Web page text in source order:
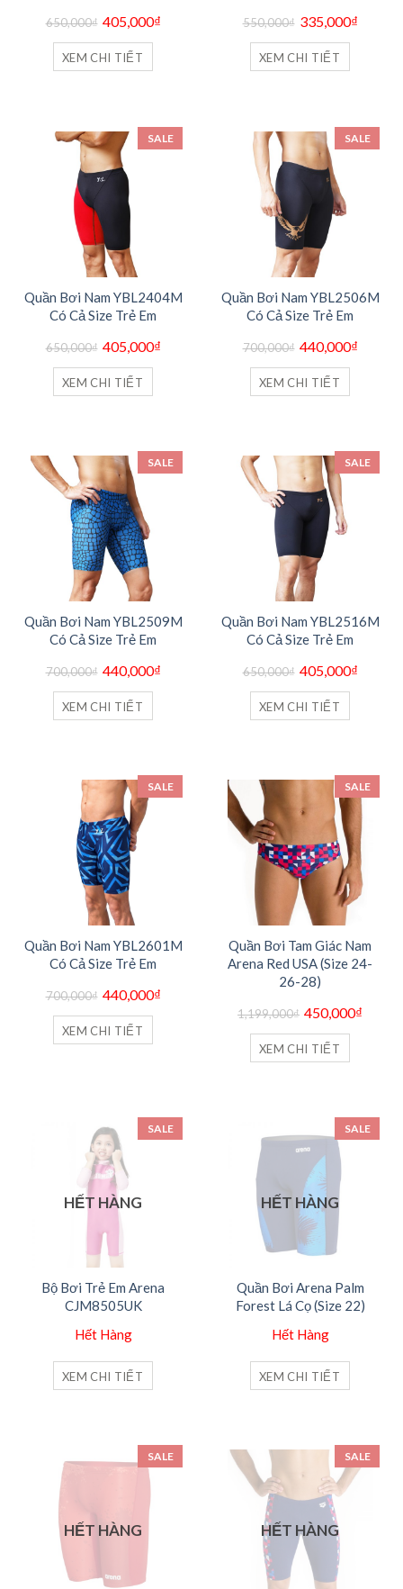
650,000₫
Giá
gốc
là:
650,000₫.
405,000₫Giá
hiện
XEM CHI TIẾT
550,000₫
Giá
gốc
là:
550,000₫.
335,000₫Giá
hiện
XEM CHI TIẾT
SALE
Quần Bơi Nam YBL2404M
Có Cả Size Trẻ Em
650,000₫
Giá
gốc
là:
650,000₫.
405,000₫Giá
hiện
XEM CHI TIẾT
SALE
Quần Bơi Nam YBL2506M
Có Cả Size Trẻ Em
700,000₫
Giá
gốc
là:
700,000₫.
440,000₫Giá
hiện
XEM CHI TIẾT
SALE
Quần Bơi Nam YBL2509M
Có Cả Size Trẻ Em
700,000₫
Giá
gốc
là:
700,000₫.
440,000₫Giá
hiện
XEM CHI TIẾT
SALE
Quần Bơi Nam YBL2516M
Có Cả Size Trẻ Em
650,000₫
Giá
gốc
là:
650,000₫.
405,000₫Giá
hiện
XEM CHI TIẾT
SALE
Quần Bơi Nam YBL2601M
Có Cả Size Trẻ Em
700,000₫
Giá
gốc
là:
700,000₫.
440,000₫Giá
hiện
XEM CHI TIẾT
SALE
Quần Bơi Tam Giác Nam
Arena Red USA (Size 24-
26-28)
1,199,000₫
Giá
gốc
là:
1,199,000₫.
450,000₫
XEM CHI TIẾT
SALE
HẾT HÀNG
Bộ Bơi Trẻ Em Arena
CJM8505UK
Hết Hàng
XEM CHI TIẾT
SALE
HẾT HÀNG
Quần Bơi Arena Palm
Forest Lá Cọ (Size 22)
Hết Hàng
XEM CHI TIẾT
SALE
HẾT HÀNG
SALE
HẾT HÀNG